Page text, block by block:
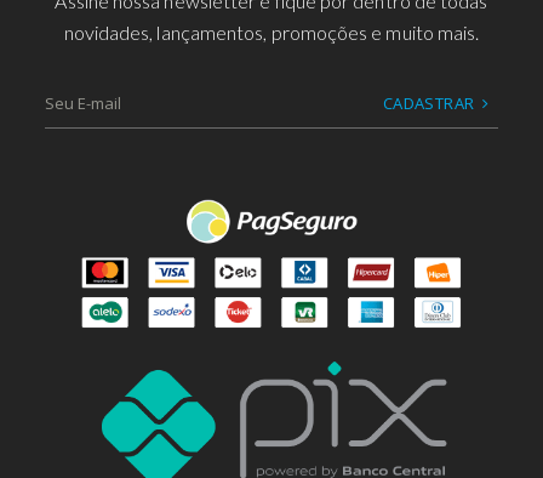
novidades, lançamentos, promoções e muito mais.
CADASTRAR